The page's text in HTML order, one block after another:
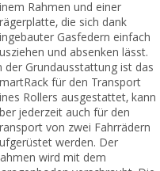
Rahmen und einer
die sich dank
Gasfedern einfach
und absenken lässt.
der Grundausstattung ist das
für den Transport
Rollers ausgestattet, kann
jederzeit auch für den
von zwei Fahrrädern
werden. Der
wird mit dem